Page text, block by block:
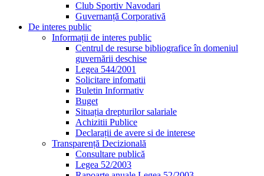
Club Sportiv Navodari
Guvernanță Corporativă
De interes public
Informații de interes public
Centrul de resurse bibliografice în domeniul
guvernării deschise
Legea 544/2001
Solicitare infomatii
Buletin Informativ
Buget
Situația drepturilor salariale
Achizitii Publice
Declarații de avere si de interese
Transparență Decizională
Consultare publică
Legea 52/2003